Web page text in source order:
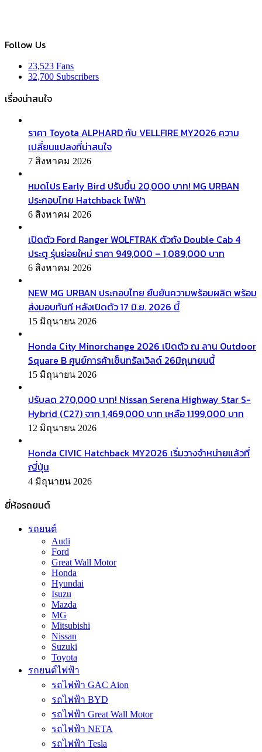
Follow Us
23,523 Fans
32,700 Subscribers
เรื่องน่าสนใจ
ราคา Toyota ALPHARD กับ VELLFIRE MY2026 ความ
เปลี่ยนแปลงที่น่าสนใจ
7 สิงหาคม 2026
หมดโปร Early Bird ปรับขึ้น 20,000 บาท! MG URBAN
ประกอบไทย Hatchback ไฟฟ้า
6 สิงหาคม 2026
เปิดตัว Ford Ranger WOLFTRAK ตัวถัง Double Cab 4
ประตู รุ่นย่อยใหม่ ราคา 949,000 – 1,089,000 บาท
6 สิงหาคม 2026
NEW MG URBAN ประกอบไทย ยืนยันความพร้อมผลิต พร้อม
ส่งมอบทันที หลังเปิดตัว 17 มิ.ย. 2026 นี้
15 มิถุนายน 2026
Honda City Minorchange 2026 เปิดตัว ณ ลาน Outdoor
Square B ศูนย์การค้าเซ็นทรัลเวิลด์ 26มิถุนายนนี้
15 มิถุนายน 2026
ปรับลด 270,000 บาท! Nissan Serena Highway Star S-
Hybrid (C27) จาก 1,469,000 บาท เหลือ 1,199,000 บาท
12 มิถุนายน 2026
Honda CIVIC Hatchback MY2026 เริ่มวางจำหน่ายแล้วที่
ญี่ปุ่น
4 มิถุนายน 2026
ยี่ห้อรถยนต์
รถยนต์
Audi
Ford
Great Wall Motor
Honda
Hyundai
Isuzu
Mazda
MG
Mitsubishi
Nissan
Suzuki
Toyota
รถยนต์ไฟฟ้า
รถไฟฟ้า GAC Aion
รถไฟฟ้า BYD
รถไฟฟ้า Great Wall Motor
รถไฟฟ้า NETA
รถไฟฟ้า Tesla